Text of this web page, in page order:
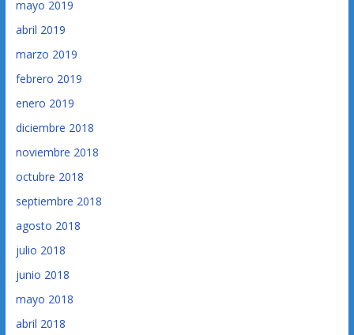
mayo 2019
abril 2019
marzo 2019
febrero 2019
enero 2019
diciembre 2018
noviembre 2018
octubre 2018
septiembre 2018
agosto 2018
julio 2018
junio 2018
mayo 2018
abril 2018